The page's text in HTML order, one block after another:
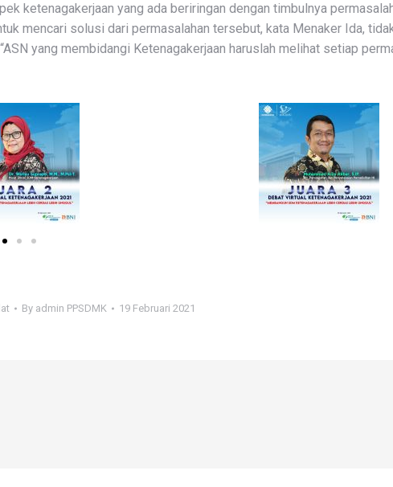
ketenagakerjaan yang ada beriringan dengan timbulnya
mencari solusi dari permasalahan tersebut, kata Menaker Ida,
yang membidangi Ketenagakerjaan haruslah melihat setiap
By admin PPSDMK 19 Februari 2021